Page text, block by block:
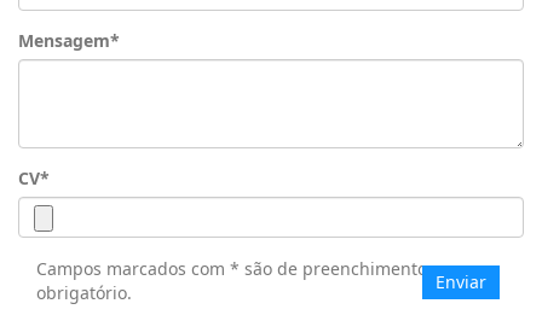
Mensagem*
CV*
Campos marcados com * são de preenchimento
obrigatório.